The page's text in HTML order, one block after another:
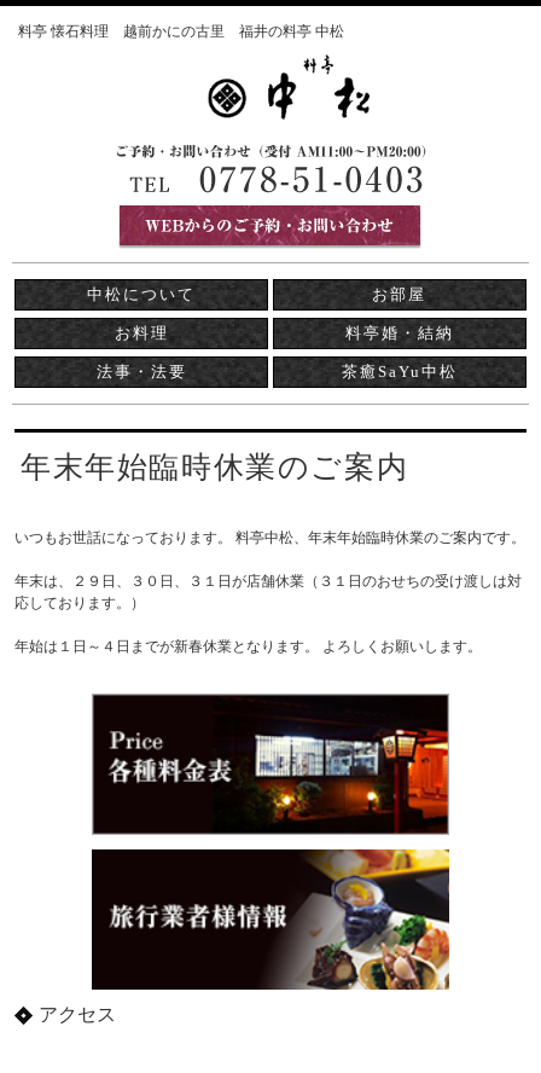
料亭 懐石料理 越前かにの古里 福井の料亭 中松
中松について お部屋
お料理 料亭婚・結納
法事・法要 茶癒SaYu中松
年末年始臨時休業のご案内
いつもお世話になっております。 料亭中松、年末年始臨時休業のご案内です。
年末は、２９日、３０日、３１日が店舗休業（３１日のおせちの受け渡しは対
応しております。）
年始は１日～４日までが新春休業となります。 よろしくお願いします。
アクセス